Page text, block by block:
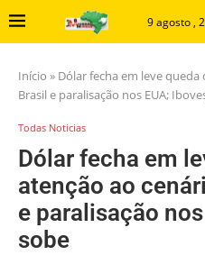
9 agosto ,
Início » Dólar fecha em leve
Brasil e paralisação nos EUA;
Todas Noticias
Dólar fecha em
atenção ao
e paralisação
sobe